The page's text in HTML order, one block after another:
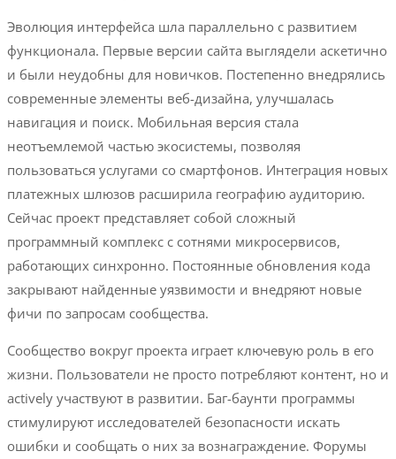
Эволюция интерфейса шла параллельно с развитием
функционала. Первые версии сайта выглядели аскетично
и были неудобны для новичков. Постепенно внедрялись
современные элементы веб-дизайна, улучшалась
навигация и поиск. Мобильная версия стала
неотъемлемой частью экосистемы, позволяя
пользоваться услугами со смартфонов. Интеграция новых
платежных шлюзов расширила географию аудиторию.
Сейчас проект представляет собой сложный
программный комплекс с сотнями микросервисов,
работающих синхронно. Постоянные обновления кода
закрывают найденные уязвимости и внедряют новые
фичи по запросам сообщества.
Сообщество вокруг проекта играет ключевую роль в его
жизни. Пользователи не просто потребляют контент, но и
actively участвуют в развитии. Баг-баунти программы
стимулируют исследователей безопасности искать
ошибки и сообщать о них за вознаграждение. Форумы